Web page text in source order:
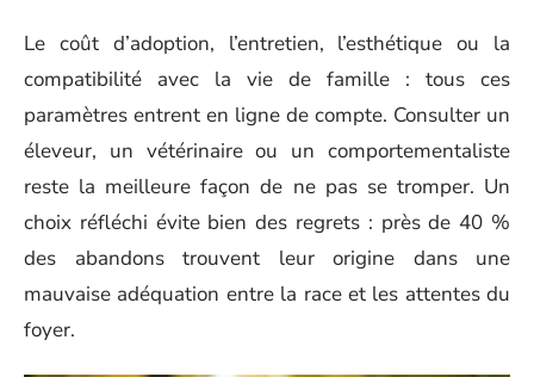
Le coût d’adoption, l’entretien, l’esthétique ou la
compatibilité avec la vie de famille : tous ces
paramètres entrent en ligne de compte. Consulter un
éleveur, un vétérinaire ou un comportementaliste
reste la meilleure façon de ne pas se tromper. Un
choix réfléchi évite bien des regrets : près de 40 %
des abandons trouvent leur origine dans une
mauvaise adéquation entre la race et les attentes du
foyer.